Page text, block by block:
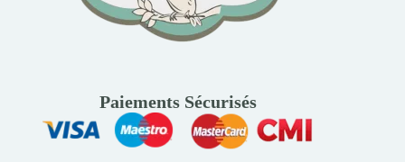
Paiements Sécurisés